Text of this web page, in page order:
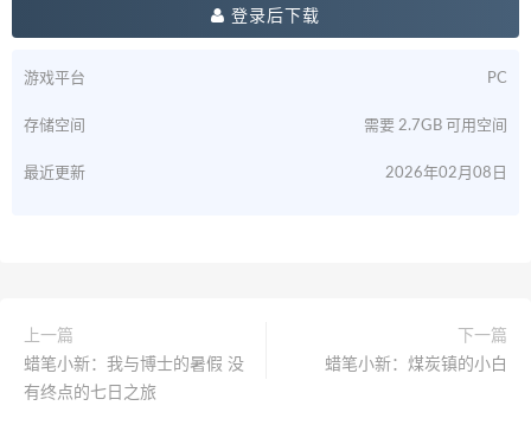
登录后下载
游戏平台 PC
存储空间 需要 2.7GB 可用空间
最近更新 2026年02月08日
上一篇
蜡笔小新：我与博士的暑假 没
有终点的七日之旅
下一篇
蜡笔小新：煤炭镇的小白